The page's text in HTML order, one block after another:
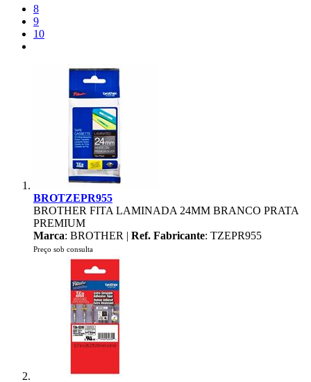
8
9
10
BROTZEPR955
BROTHER FITA LAMINADA 24MM BRANCO PRATA
PREMIUM
Marca: BROTHER | Ref. Fabricante: TZEPR955
Preço sob consulta